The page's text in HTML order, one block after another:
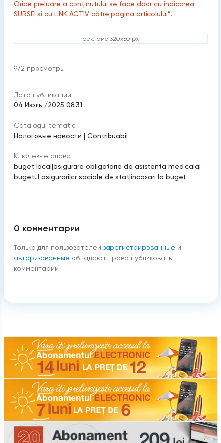
Orice preluare a conținutului se face doar cu indicarea
SURSEI și cu LINK ACTIV către pagina articolului”.
реклама 320x50 px
972 просмотры
Дата публикации:
04 Июль /2025 08:31
Catalogul tematic
Налоговые новости | Contribuabil
Ключевые слова
buget local|asigurare obligatorie de asistenta medicala|
bugetul asigurarilor sociale de stat|incasari la buget
0 комментарии
Только для пользователей зарегистрированные и
авторизованные обладают право публиковать
комментарии